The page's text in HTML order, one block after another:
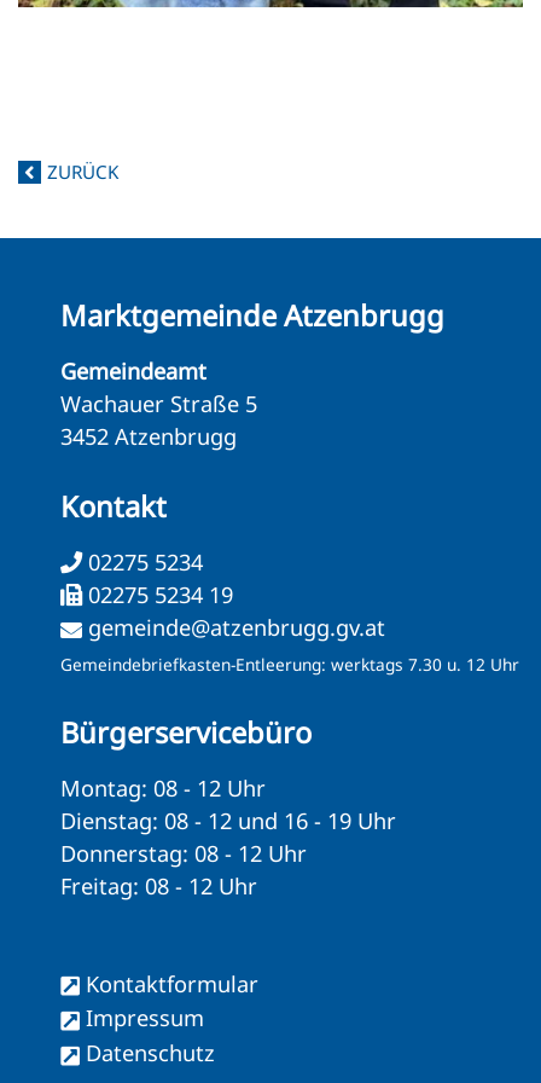
ZURÜCK
Marktgemeinde Atzenbrugg
Gemeindeamt
Wachauer Straße 5
3452 Atzenbrugg
Kontakt
02275 5234
02275 5234 19
gemeinde@atzenbrugg.gv.at
Gemeindebriefkasten-Entleerung: werktags 7.30 u. 12 Uhr
Bürgerservicebüro
Montag: 08 - 12 Uhr
Dienstag: 08 - 12 und 16 - 19 Uhr
Donnerstag: 08 - 12 Uhr
Freitag: 08 - 12 Uhr
Kontaktformular
Impressum
Datenschutz